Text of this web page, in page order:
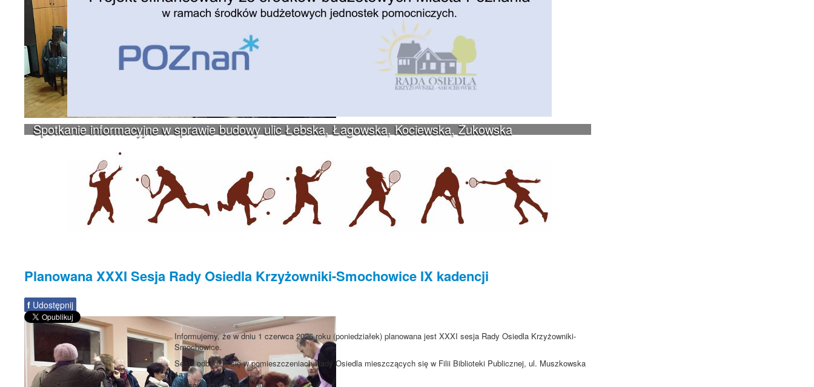
Spotkanie informacyjne w sprawie budowy ulic Łebska, Łagowska, Kociewska, Żukowska
Planowana XXXI Sesja Rady Osiedla Krzyżowniki-Smochowice IX kadencji
f Udostępnij
Informujemy, że w dniu 1 czerwca 2026 roku (poniedziałek) planowana jest XXXI sesja Rady Osiedla Krzyżowniki-
Smochowice.
Sesja odbędzie się w pomieszczeniach Rady Osiedla mieszczących się w Filii Biblioteki Publicznej, ul. Muszkowska
1a
(wejście od ul. Ownickiej).